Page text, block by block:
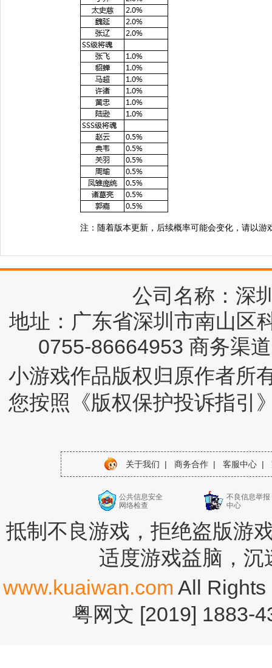
注：随着版本更新，后续概率可能会变化，请以游
公司名称：深
地址：广东省深圳市南山区
0755-86664953 商务渠
小游戏作品版权归原作者所
您按照《版权保护投诉指引
关于我们 | 商务合作 | 客服中心 |
公共信息安全
网络检查
不良信息举报
中心
抵制不良游戏，拒绝盗版游
适度游戏益脑，沉
www.kuaiwan.com All Rights
粤网文 [2019] 1883-